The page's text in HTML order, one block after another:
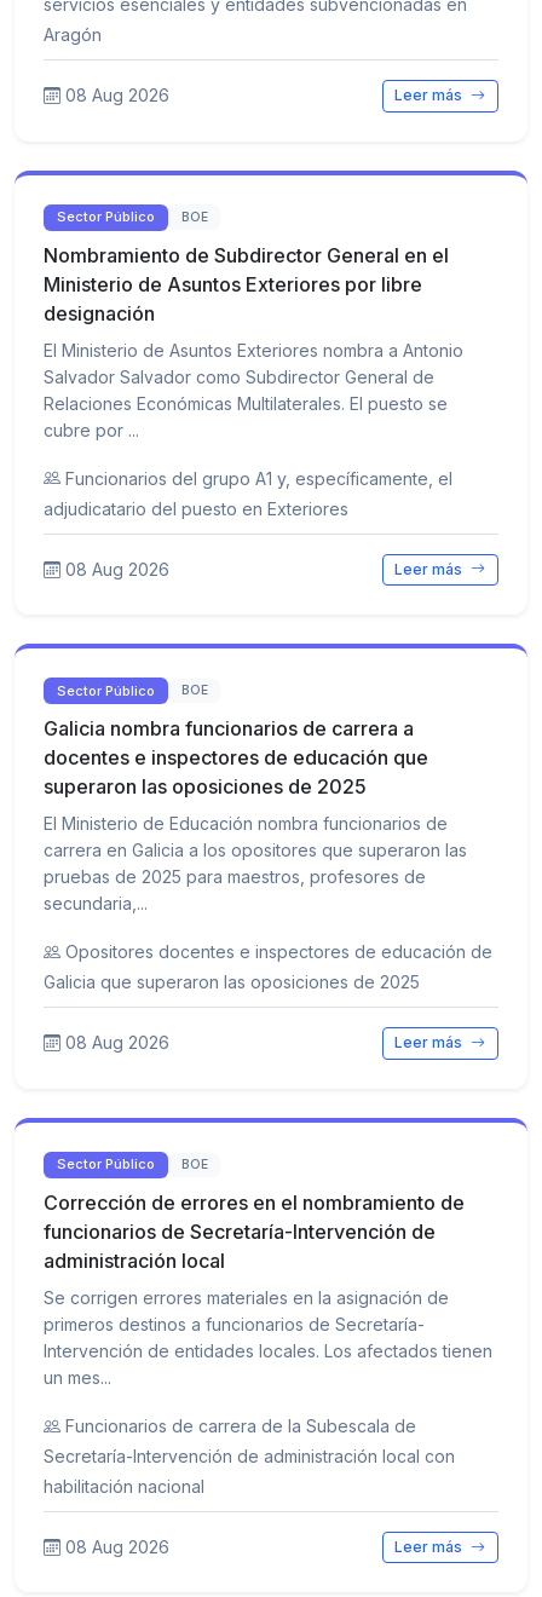
servicios esenciales y entidades subvencionadas en
Aragón
08 Aug 2026 Leer más
Sector Público BOE
Nombramiento de Subdirector General en el
Ministerio de Asuntos Exteriores por libre
designación
El Ministerio de Asuntos Exteriores nombra a Antonio
Salvador Salvador como Subdirector General de
Relaciones Económicas Multilaterales. El puesto se
cubre por ...
Funcionarios del grupo A1 y, específicamente, el
adjudicatario del puesto en Exteriores
08 Aug 2026 Leer más
Sector Público BOE
Galicia nombra funcionarios de carrera a
docentes e inspectores de educación que
superaron las oposiciones de 2025
El Ministerio de Educación nombra funcionarios de
carrera en Galicia a los opositores que superaron las
pruebas de 2025 para maestros, profesores de
secundaria,...
Opositores docentes e inspectores de educación de
Galicia que superaron las oposiciones de 2025
08 Aug 2026 Leer más
Sector Público BOE
Corrección de errores en el nombramiento de
funcionarios de Secretaría-Intervención de
administración local
Se corrigen errores materiales en la asignación de
primeros destinos a funcionarios de Secretaría-
Intervención de entidades locales. Los afectados tienen
un mes...
Funcionarios de carrera de la Subescala de
Secretaría-Intervención de administración local con
habilitación nacional
08 Aug 2026 Leer más